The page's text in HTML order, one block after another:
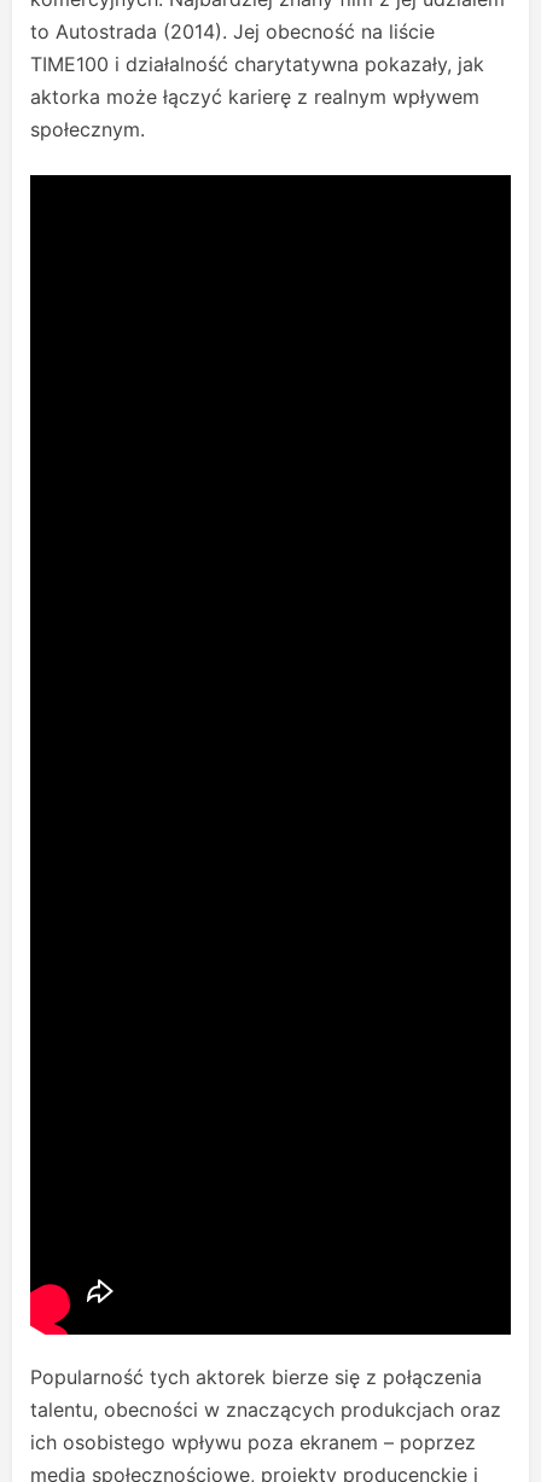
to Autostrada (2014). Jej obecność na liście
TIME100 i działalność charytatywna pokazały, jak
aktorka może łączyć karierę z realnym wpływem
społecznym.
Popularność tych aktorek bierze się z połączenia
talentu, obecności w znaczących produkcjach oraz
ich osobistego wpływu poza ekranem – poprzez
media społecznościowe, projekty producenckie i